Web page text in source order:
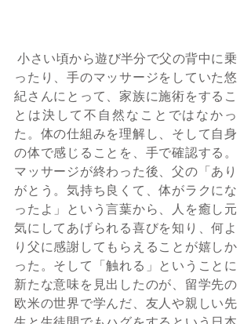
小さい頃から遊び半分で父の背中に乗
ったり、手のマッサージをしていた悠
紀さんにとって、家族に施術をするこ
とは決して不自然なことではなかっ
た。体の仕組みを理解し、そして自身
の体で感じることを、手で確認する。
マッサージが終わった後、父の「あり
がとう。気持ち良くて、体がラクにな
ったよ」という言葉から、人を癒し元
気にしてあげられる喜びを知り、何よ
り父に感謝してもらえることが嬉しか
った。そして「触れる」ということに
新たな意味を見出したのが、留学先の
欧米の世界で学んだ、友人や親しい先